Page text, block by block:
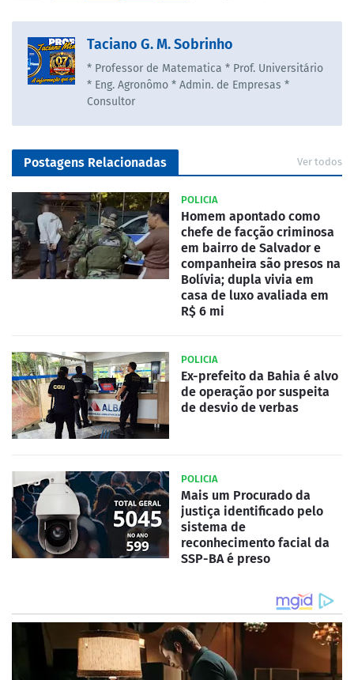
Taciano G. M. Sobrinho
* Professor de Matematica * Prof. Universitário
* Eng. Agronômo * Admin. de Empresas *
Consultor
Postagens Relacionadas Ver todos
POLICIA
Homem apontado como
chefe de facção criminosa
em bairro de Salvador e
companheira são presos na
Bolívia; dupla vivia em
casa de luxo avaliada em
R$ 6 mi
POLICIA
Ex-prefeito da Bahia é alvo
de operação por suspeita
de desvio de verbas
POLICIA
Mais um Procurado da
justiça identificado pelo
sistema de
reconhecimento facial da
SSP-BA é preso